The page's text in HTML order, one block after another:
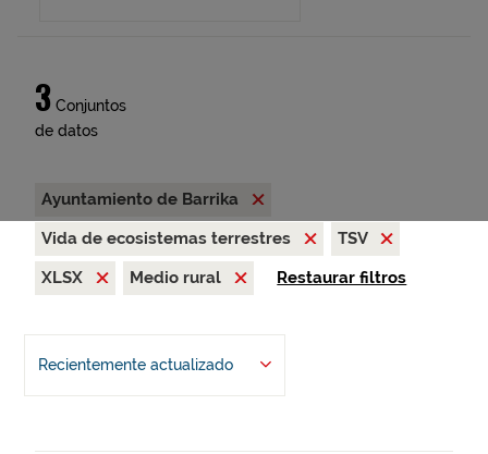
3 Conjuntos
de datos
Ayuntamiento de Barrika
Vida de ecosistemas terrestres
TSV
XLSX
Medio rural Restaurar filtros
Recientemente actualizado